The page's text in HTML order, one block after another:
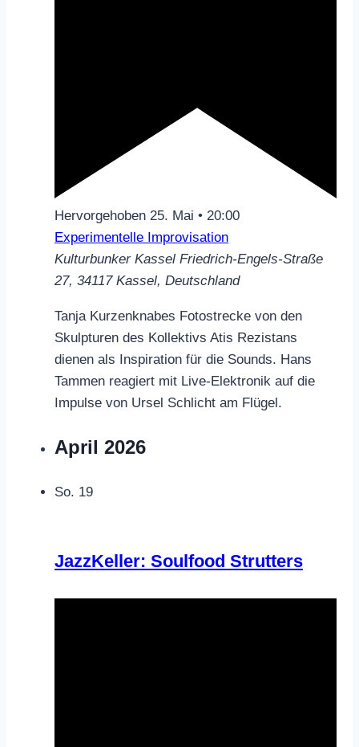
Hervorgehoben 25. Mai • 20:00
Experimentelle Improvisation
Kulturbunker Kassel Friedrich-Engels-Straße
27, 34117 Kassel, Deutschland
Tanja Kurzenknabes Fotostrecke von den
Skulpturen des Kollektivs Atis Rezistans
dienen als Inspiration für die Sounds. Hans
Tammen reagiert mit Live-Elektronik auf die
Impulse von Ursel Schlicht am Flügel.
April 2026
So. 19
JazzKeller: Soulfood Strutters